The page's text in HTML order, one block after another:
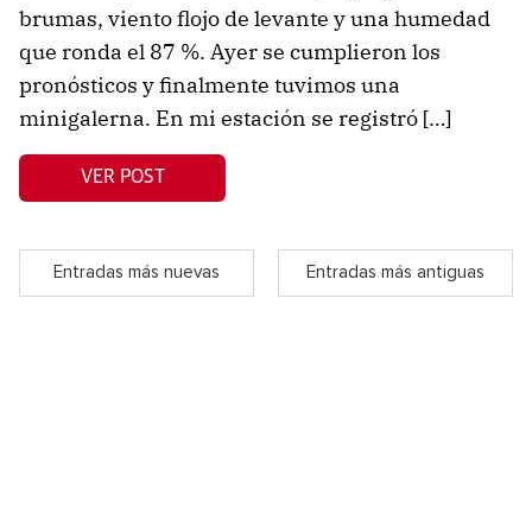
brumas, viento flojo de levante y una humedad
que ronda el 87 %. Ayer se cumplieron los
pronósticos y finalmente tuvimos una
minigalerna. En mi estación se registró […]
VER POST
Entradas más nuevas Entradas más antiguas